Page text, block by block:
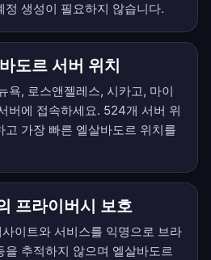
정 생성이 필요하지 않습니다.
도르 서버 위치
욕, 로스앤젤레스, 시카고, 마이
버에 접속하세요. 524개 서버 위
고 가장 빠른 엘살바도르 위치를
프라이버시 보호
이트와 서비스를 익명으로 브라
을 추적하지 않으며 엘살바도르